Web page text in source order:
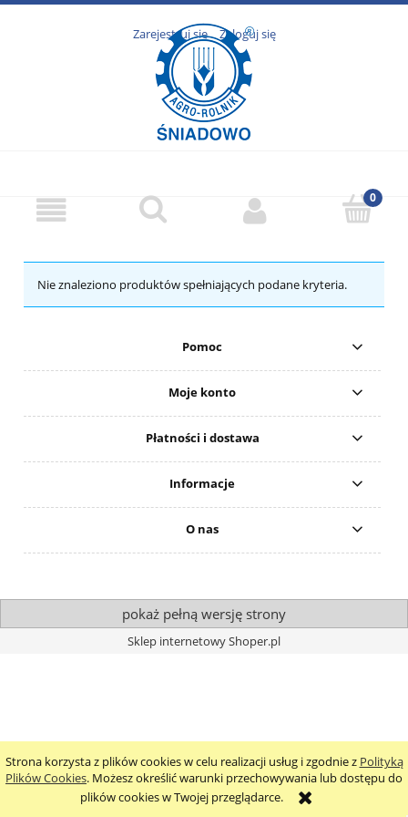
Strona korzysta z plików cookies w celu realizacji usług i zgodnie z Polityką
Plików Cookies. Możesz określić warunki przechowywania lub dostępu do
plików cookies w Twojej przeglądarce.
Zarejestruj się Zaloguj się
Nie znaleziono produktów spełniających podane kryteria.
Pomoc
Moje konto
Płatności i dostawa
Informacje
O nas
pokaż pełną wersję strony
Sklep internetowy Shoper.pl